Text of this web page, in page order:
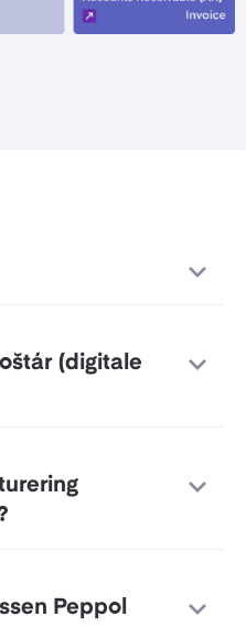
(digitale
Peppol